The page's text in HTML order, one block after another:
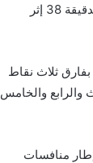
وكان المنتخب الأوغندي قد اضطر لإكمال المباراة بعشرة لاعبين بعد طرد لاعبه دنيس أوميدي في الدقيقة 38 إثر
متفوقًا بفارق ثلاث نقاط
والرابع والخامس
منافسات